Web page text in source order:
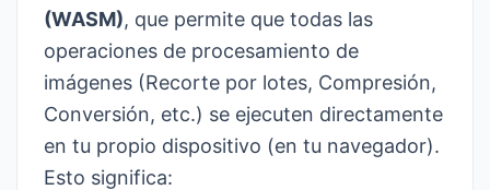
(WASM), que permite que todas las
operaciones de procesamiento de
imágenes (Recorte por lotes, Compresión,
Conversión, etc.) se ejecuten directamente
en tu propio dispositivo (en tu navegador).
Esto significa: